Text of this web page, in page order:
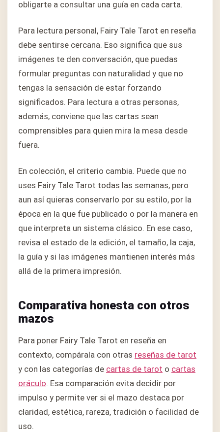
obligarte a consultar una guía en cada carta.
Para lectura personal, Fairy Tale Tarot en reseña
debe sentirse cercana. Eso significa que sus
imágenes te den conversación, que puedas
formular preguntas con naturalidad y que no
tengas la sensación de estar forzando
significados. Para lectura a otras personas,
además, conviene que las cartas sean
comprensibles para quien mira la mesa desde
fuera.
En colección, el criterio cambia. Puede que no
uses Fairy Tale Tarot todas las semanas, pero
aun así quieras conservarlo por su estilo, por la
época en la que fue publicado o por la manera en
que interpreta un sistema clásico. En ese caso,
revisa el estado de la edición, el tamaño, la caja,
la guía y si las imágenes mantienen interés más
allá de la primera impresión.
Comparativa honesta con otros
mazos
Para poner Fairy Tale Tarot en reseña en
contexto, compárala con otras reseñas de tarot
y con las categorías de cartas de tarot o cartas
oráculo. Esa comparación evita decidir por
impulso y permite ver si el mazo destaca por
claridad, estética, rareza, tradición o facilidad de
uso.